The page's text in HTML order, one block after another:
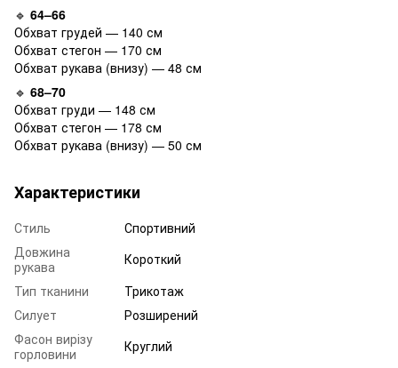
🔹 64–66
Обхват грудей — 140 см
Обхват стегон — 170 см
Обхват рукава (внизу) — 48 см
🔹 68–70
Обхват груди — 148 см
Обхват стегон — 178 см
Обхват рукава (внизу) — 50 см
Характеристики
Стиль
Спортивний
Довжина
рукава
Короткий
Тип тканини
Трикотаж
Силует
Розширений
Фасон вирізу
горловини
Круглий